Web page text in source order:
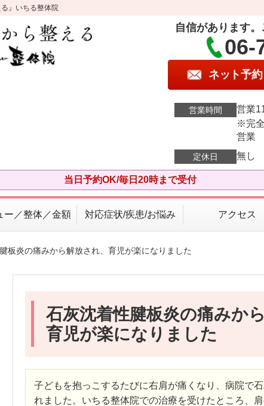
』いちる整体院
自信があります
06-
ネット予約
営業時間
営業
※完
営業
定休日 無し
当日予約OK/毎日20時まで受付
ー／整体／金額 対応症状/疾患/お悩み アクセス
板炎の痛みから解放され、育児が楽になりました
石灰沈着性腱板炎の痛みか
育児が楽になりました
子どもを抱っこするたびに右肩が痛くなり、病院で
れました。いちる整体院での治療を受けたところ、